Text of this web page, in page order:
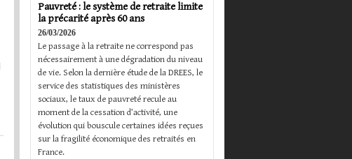
Pauvreté : le système de retraite limite
la précarité après 60 ans
26/03/2026
Le passage à la retraite ne correspond pas
nécessairement à une dégradation du niveau
de vie. Selon la dernière étude de la DREES, le
service des statistiques des ministères
sociaux, le taux de pauvreté recule au
moment de la cessation d’activité, une
évolution qui bouscule certaines idées reçues
sur la fragilité économique des retraités en
France.